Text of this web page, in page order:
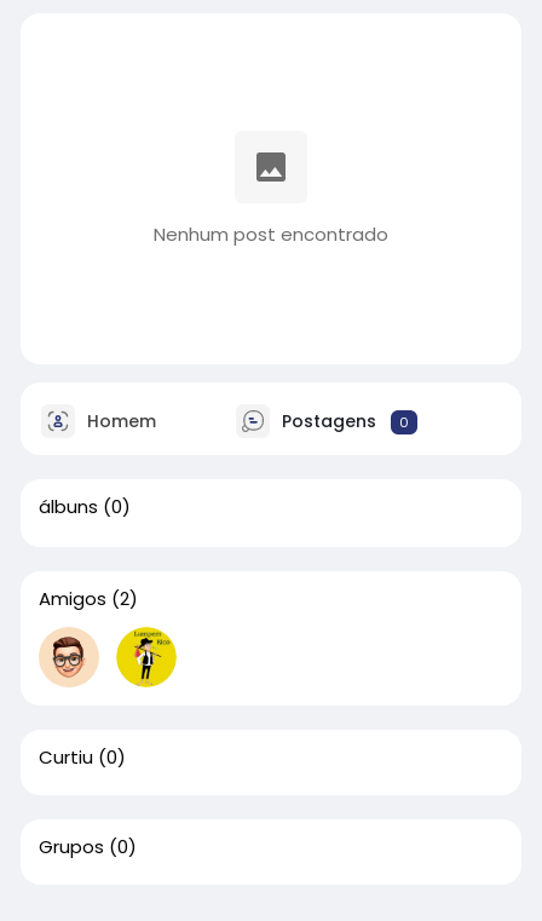
Nenhum post encontrado
Homem Postagens 0
álbuns (0)
Amigos (2)
Curtiu (0)
Grupos (0)